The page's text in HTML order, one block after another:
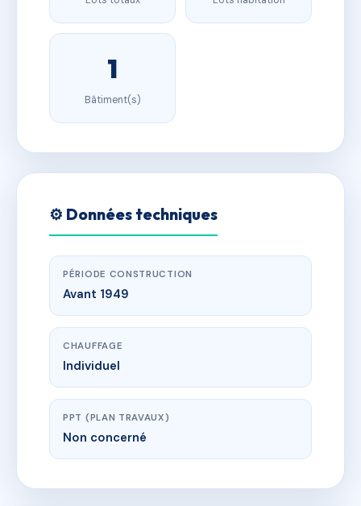
1
Bâtiment(s)
⚙️ Données techniques
PÉRIODE CONSTRUCTION
Avant 1949
CHAUFFAGE
Individuel
PPT (PLAN TRAVAUX)
Non concerné